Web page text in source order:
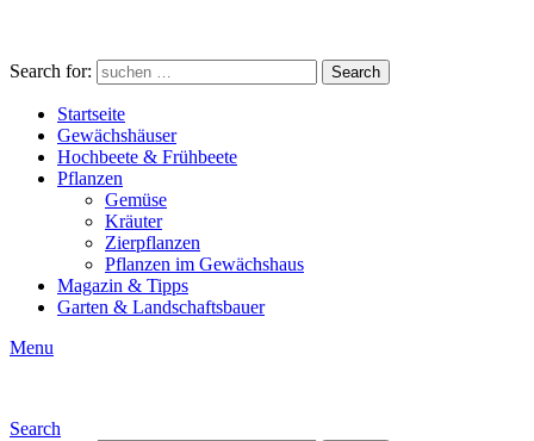
Search for: Search
Startseite
Gewächshäuser
Hochbeete & Frühbeete
Pflanzen
Gemüse
Kräuter
Zierpflanzen
Pflanzen im Gewächshaus
Magazin & Tipps
Garten & Landschaftsbauer
Menu
Search